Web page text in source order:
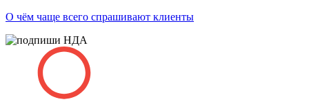
О чём чаще всего спрашивают клиенты